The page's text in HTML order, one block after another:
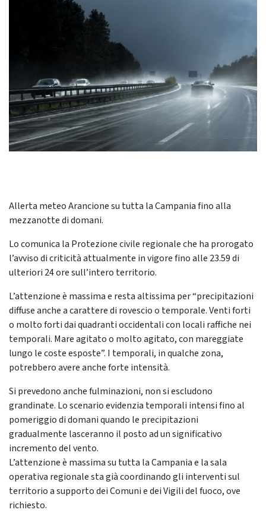
Allerta meteo Arancione su tutta la Campania fino alla
mezzanotte di domani.
Lo comunica la Protezione civile regionale che ha prorogato
l’avviso di criticità attualmente in vigore fino alle 23.59 di
ulteriori 24 ore sull’intero territorio.
L’attenzione è massima e resta altissima per “precipitazioni
diffuse anche a carattere di rovescio o temporale. Venti forti
o molto forti dai quadranti occidentali con locali raffiche nei
temporali. Mare agitato o molto agitato, con mareggiate
lungo le coste esposte”. I temporali, in qualche zona,
potrebbero avere anche forte intensità.
Si prevedono anche fulminazioni, non si escludono
grandinate. Lo scenario evidenzia temporali intensi fino al
pomeriggio di domani quando le precipitazioni
gradualmente lasceranno il posto ad un significativo
incremento del vento.
L’attenzione è massima su tutta la Campania e la sala
operativa regionale sta già coordinando gli interventi sul
territorio a supporto dei Comuni e dei Vigili del fuoco, ove
richiesto.